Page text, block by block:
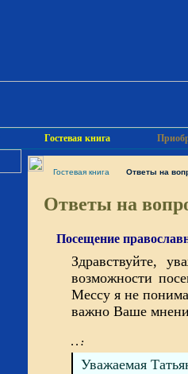
Гостевая книга
Гостевая книга Ответы на
Ответы на
Посещение
Здравствуйте,
возможности
Мессу я не
важно Ваше
. . :
Уважаемая